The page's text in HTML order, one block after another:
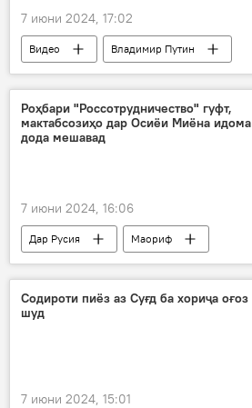
7 июни 2024, 17:02
Видео
Владимир Путин
Форуми байналмилалии иқтисодӣ
Санкт-Петербург
Роҳбари "Россотрудничество" гуфт,
мактабсозиҳо дар Осиёи Миёна идома
дода мешавад
7 июни 2024, 16:06
Дар Русия
Маориф
Россотрудничество
таҳсил
сохтмон
Содироти пиёз аз Суғд ба хориҷа оғоз
шуд
7 июни 2024, 15:01